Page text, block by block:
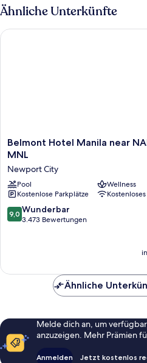
Ähnliche Unterkünfte
Belmont
Hotel
near
NAIA
Terminal
3
MNL
Belmont Hotel Manila near
MNL
Newport City
Pool
Wellness
Kostenlose Parkplätze
9.0
von
9,0 Wunderbar
3.473 Bewertungen
Belmont Hotel Manila near NAIA
Ähnliche
Melde dich an, um
anzuzeigen. Mehr Prämien
Anmelden Jetzt kostenlos